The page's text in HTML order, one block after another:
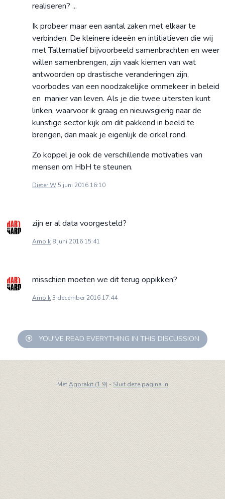
realiseren? ...
Ik probeer maar een aantal zaken met elkaar te
verbinden. De kleinere ideeën en intitiatieven die wij
met Talternatief bijvoorbeeld samenbrachten en weer
willen samenbrengen, zijn vaak kiemen van wat
antwoorden op drastische veranderingen zijn,
voorbodes van een noodzakelijke ommekeer in beleid
en manier van leven. Als je die twee uitersten kunt
linken, waarvoor ik graag en nieuwsgierig naar de
kunstige sector kijk om dit pakkend in beeld te
brengen, dan maak je eigenlijk de cirkel rond.
Zo koppel je ook de verschillende motivaties van
mensen om HbH te steunen.
Dieter W5 juni 2016 16:10
zijn er al data voorgesteld?
Arno k 8 juni 2016 15:41
misschien moeten we dit terug oppikken?
Arno k3 december 2016 17:44
YOU'VE READ EVERYTHING IN THIS DISCUSSION
MetAgorakit (1.9) - Sluit deze pagina in